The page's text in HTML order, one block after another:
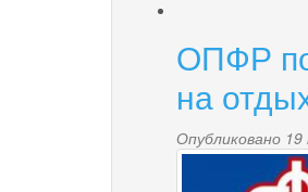
ОПФР по
на
Опубликовано